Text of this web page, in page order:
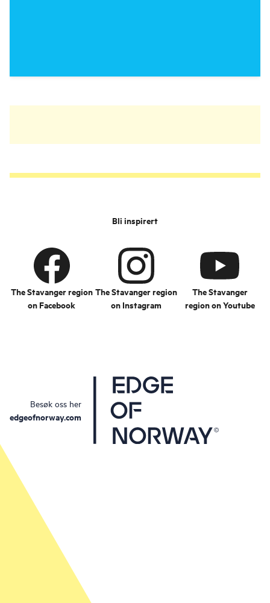
Bli inspirert
The Stavanger region
on Facebook
The Stavanger region
on Instagram
The Stavanger
region on Youtube
Besøk oss her
edgeofnorway.com